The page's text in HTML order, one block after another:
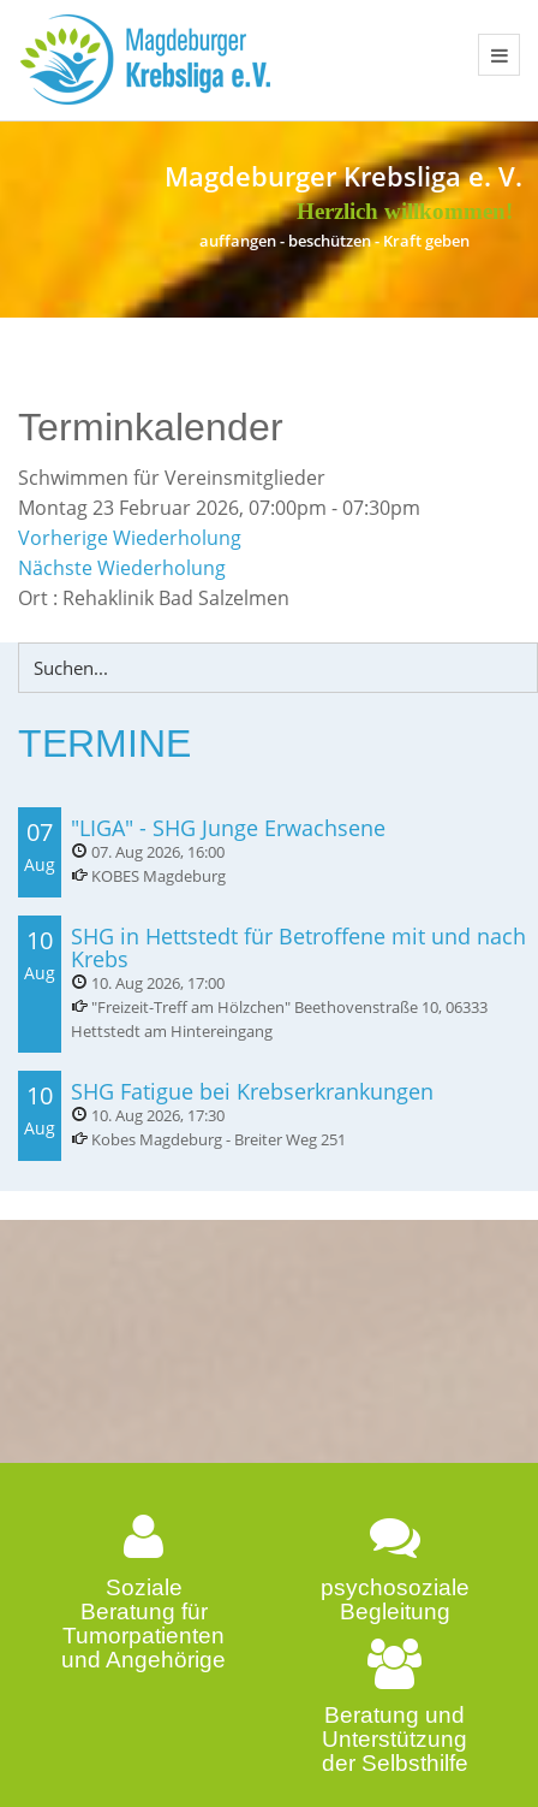
Magdeburger Krebsliga e. V.
Herzlich willkommen!
auffangen- beschützen-Kraftgeben
Terminkalender
Schwimmen für Vereinsmitglieder
Montag 23 Februar 2026, 07:00pm - 07:30pm
Vorherige Wiederholung
Nächste Wiederholung
Ort : Rehaklinik Bad Salzelmen
TERMINE
07
Aug
"LIGA" - SHG Junge Erwachsene
07. Aug 2026, 16:00
KOBES Magdeburg
10
Aug
SHG in Hettstedt für Betroffene mit und nach
Krebs
10. Aug 2026, 17:00
"Freizeit-Treff am Hölzchen" Beethovenstraße 10, 06333
Hettstedt am Hintereingang
10
Aug
SHG Fatigue bei Krebserkrankungen
10. Aug 2026, 17:30
Kobes Magdeburg - Breiter Weg 251
Soziale
Beratung für
Tumorpatienten
und Angehörige
psychosoziale
Begleitung
Beratung und
Unterstützung
der Selbsthilfe